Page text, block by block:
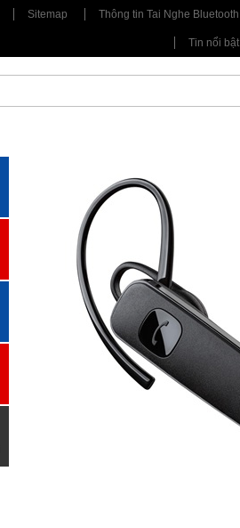
Sitemap Thông tin Tai Nghe Bluetooth
Tin nổi bật